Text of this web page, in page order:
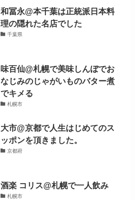
和冨永@本千葉は正統派日本料
理の隠れた名店でした
千葉県
味百仙@札幌で美味しんぼでお
なじみのじゃがいものバター煮
でキメる
札幌市
大市@京都で人生はじめてのス
ッポンを頂きました。
京都府
酒楽 コリス@札幌で一人飲み
札幌市